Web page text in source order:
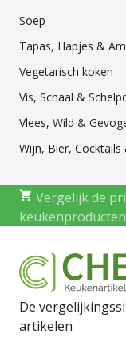
Soep
Tapas, Hapjes &
Vegetarisch koken
Vis, Schaal &
Vlees, Wild &
Wijn, Bier, Cocktails
Vergelijk de
De
artikelen